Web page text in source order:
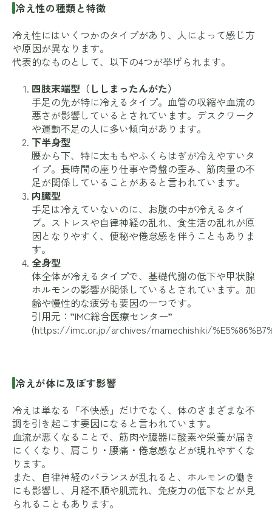
冷え性の種類と特徴
冷え性にはいくつかのタイプがあり、人によって感じ方
や原因が異なります。
代表的なものとして、以下の4つが挙げられます。
四肢末端型（ししまったんがた）
手足の先が特に冷えるタイプ。血管の収縮や血流の
悪さが影響しているとされています。デスクワーク
や運動不足の人に多い傾向があります。
下半身型
腰から下、特に太ももやふくらはぎが冷えやすいタ
イプ。長時間の座り仕事や骨盤の歪み、筋肉量の不
足が関係していることがあると言われています。
内臓型
手足は冷えていないのに、お腹の中が冷えるタイ
プ。ストレスや自律神経の乱れ、食生活の乱れが原
因となりやすく、便秘や倦怠感を伴うこともありま
す。
全身型
体全体が冷えるタイプで、基礎代謝の低下や甲状腺
ホルモンの影響が関係しているとされています。加
齢や慢性的な疲労も要因の一つです。
引用元：”IMC総合医療センター”
(https://imc.or.jp/archives/mamechishiki/
冷えが体に及ぼす影響
冷えは単なる「不快感」だけでなく、体のさまざまな不
調を引き起こす要因になると言われています。
血流が悪くなることで、筋肉や臓器に酸素や栄養が届き
にくくなり、肩こり・腰痛・倦怠感などが現れやすくな
ります。
また、自律神経のバランスが乱れると、ホルモンの働き
にも影響し、月経不順や肌荒れ、免疫力の低下などが見
られることもあります。